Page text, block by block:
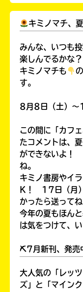
キミノマチ、
みんな、いつも
楽しんでるかな？
キミノマチも
す。
8月8日（土）～
この間に「カフ
たコメントは、
ができないよ！
ね。
キミノ書房やイ
K！ 17日（月）
かったら送ってね
今年の夏もほん
は気をつけて、
⛏7月新刊、発売
大人気の「レッ
ズ」と「マイン